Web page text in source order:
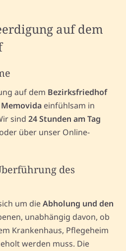
auf dem
auf dem Bezirksfriedhof
Memovida einfühlsam in
sind 24 Stunden am Tag
über unser Online-
des
um dieAbholung und den
unabhängig davon, ob
Krankenhaus, Pflegeheim
werden muss. Die